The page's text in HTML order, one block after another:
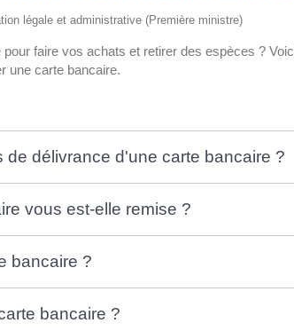
légale et administrative (Première ministre)
faire vos achats et retirer des espèces ?
une carte bancaire.
de délivrance d'une carte bancaire ?
vous est-elle remise ?
bancaire ?
bancaire ?